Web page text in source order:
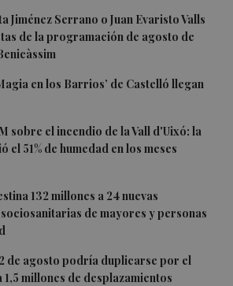
Jiménez Serrano o Juan Evaristo Valls
de la programación de agosto de
en los Barrios’ de Castelló llegan
sobre el incendio de la Vall d'Uixó: la
el 51% de humedad en los meses
132 millones a 24 nuevas
de mayores y personas
de agosto podría duplicarse por el
1,5 millones de desplazamientos